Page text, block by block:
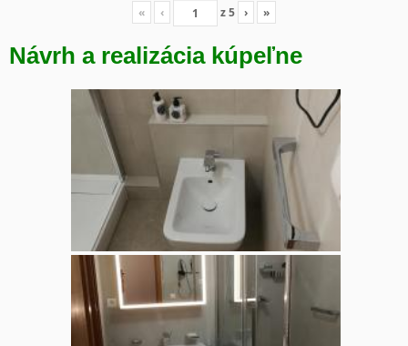
« ‹ z5 › »
Návrh a realizácia kúpeľne